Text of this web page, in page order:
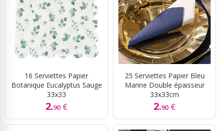
16 Serviettes Papier
Botanique Eucalyptus Sauge
33x33
2.90 €
25 Serviettes Papier Bleu
Marine Double épaisseur
33x33cm
2.90 €